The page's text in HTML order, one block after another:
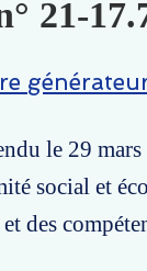
21-
le 29
social et
des